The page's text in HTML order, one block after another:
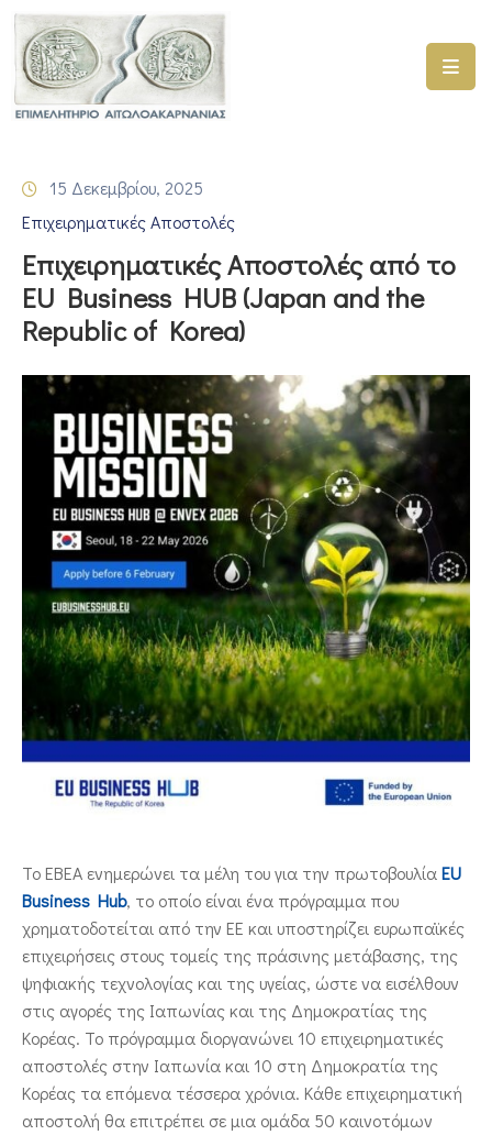
ΑΡΧΙΚΗ
ΓΕΜΗ
–
ΠΡΟΓΡΑΜΜΑΤΑ
ΕΠΙΜΕΛΗΤΗΡΙΟΥ
ΣΥΜΜΕΤΟΧΗ
ΕΤΑΙΡΕΙΕΣ
ΕΠΙΚΑΙΡΟΤΗΤΑ
ΕΠΙΚΟΙΝΩΝΙΑ
15 Δεκεμβρίου, 2025
Επιχειρηματικές Αποστολές
Επιχειρηματικές Αποστολές από το
EU Business HUB (Japan and the
Republic of Korea)
Το ΕΒΕΑ ενημερώνει τα μέλη του για την πρωτοβουλίαEU
Business Hub, το οποίο είναι ένα πρόγραμμα που
χρηματοδοτείται από την ΕΕ και υποστηρίζει ευρωπαϊκές
επιχειρήσεις στους τομείς της πράσινης μετάβασης, της
ψηφιακής τεχνολογίας και της υγείας, ώστε να εισέλθουν
στις αγορές της Ιαπωνίας και της Δημοκρατίας της
Κορέας. Το πρόγραμμα διοργανώνει 10 επιχειρηματικές
αποστολές στην Ιαπωνία και 10 στη Δημοκρατία της
Κορέας τα επόμενα τέσσερα χρόνια. Κάθε επιχειρηματική
αποστολή θα επιτρέπει σε μια ομάδα 50 καινοτόμων